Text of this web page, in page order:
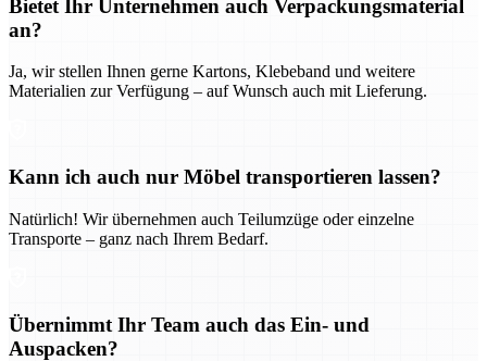
Bietet Ihr Unternehmen auch Verpackungsmaterial
an?
Ja, wir stellen Ihnen gerne Kartons, Klebeband und weitere
Materialien zur Verfügung – auf Wunsch auch mit Lieferung.
Kann ich auch nur Möbel transportieren lassen?
Natürlich! Wir übernehmen auch Teilumzüge oder einzelne
Transporte – ganz nach Ihrem Bedarf.
Übernimmt Ihr Team auch das Ein- und
Auspacken?